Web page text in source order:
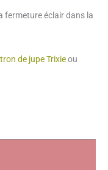
fermeture éclair dans la
de jupe Trixieou